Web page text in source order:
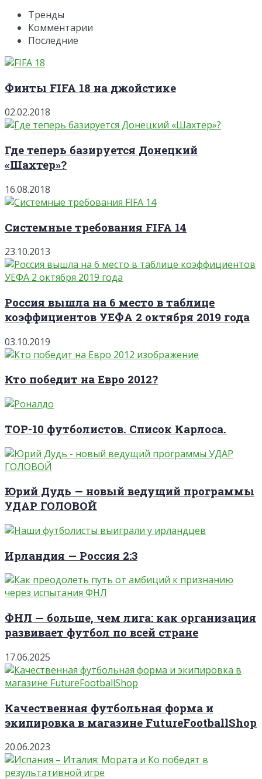
Тренды
Комментарии
Последние
Финты FIFA 18 на джойстике
02.02.2018
Где теперь базируется Донецкий
«Шахтер»?
16.08.2018
Системные требования FIFA 14
23.10.2013
Россия вышла на 6 место в таблице
коэффициентов УЕФА 2 октября 2019 года
03.10.2019
Кто победит на Евро 2012?
TOP-10 футболистов. Список Карлоса.
Юрий Дудь — новый ведущий программы
УДАР ГОЛОВОЙ
Ирландия — Россия 2:3
ФНЛ — больше, чем лига: как организация
развивает футбол по всей стране
17.06.2025
Качественная футбольная форма и
экипировка в магазине FutureFootballShop
20.06.2023